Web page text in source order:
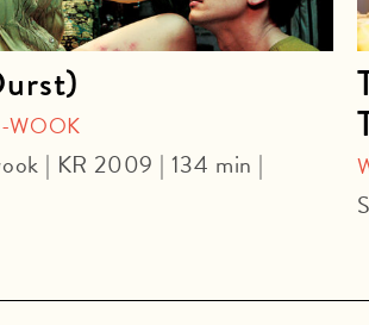
WOOK
| KR 2009 | 134 min |